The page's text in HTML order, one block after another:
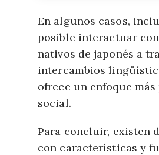
En algunos casos,
posible interactuar
nativos de japonés a
intercambios
ofrece un enfoque
social.
Para concluir, existen
con características y